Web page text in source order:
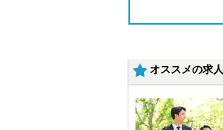
オススメの求人